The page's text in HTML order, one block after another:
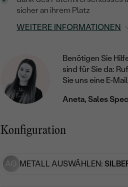
sicher an ihrem Platz
WEITERE INFORMATIONEN
Benötigen Sie
sind für Sie da:
Sie uns eine E-
Aneta, Sales
Konfiguration
AG METALL AUSWÄHLEN: